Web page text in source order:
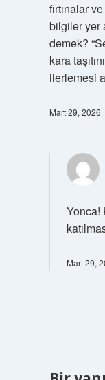
fırtınalar
bilgiler yer
demek?
kara
ilerlemesi
Mart 29, 2026
Yonca!
Mart 29,